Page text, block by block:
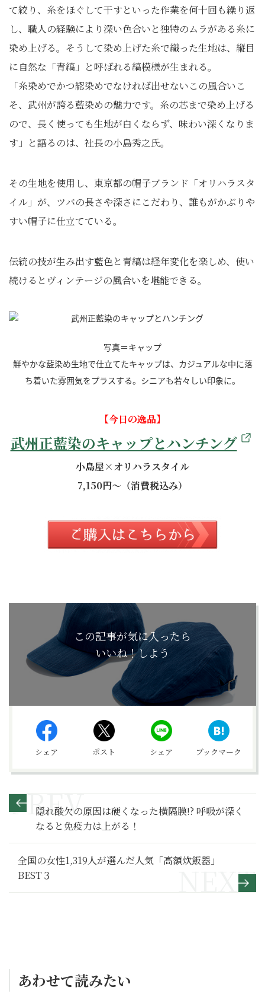
て絞り、糸をほぐして干すといった作業を何十回も繰り返
し、職人の経験により深い色合いと独特のムラがある糸に
染め上げる。そうして染め上げた糸で織った生地は、縦目
に自然な「青縞」と呼ばれる縞模様が生まれる。
「糸染めでかつ綛染めでなければ出せないこの風合いこ
そ、武州が誇る藍染めの魅力です。糸の芯まで染め上げる
ので、長く使っても生地が白くならず、味わい深くなりま
す」と語るのは、社長の小島秀之氏。
その生地を使用し、東京都の帽子ブランド「オリハラスタ
イル」が、ツバの長さや深さにこだわり、誰もがかぶりや
すい帽子に仕立てている。
伝統の技が生み出す藍色と青縞は経年変化を楽しめ、使い
続けるとヴィンテージの風合いを堪能できる。
写真＝キャップ
鮮やかな藍染め生地で仕立てたキャップは、カジュアルな中に落
ち着いた雰囲気をプラスする。シニアも若々しい印象に。
【今日の逸品】
武州正藍染のキャップとハンチング
小島屋×オリハラスタイル
7,150円～（消費税込み）
この記事が気に入ったら
いいね！しよう
シェア ポスト シェア ブックマーク
隠れ酸欠の原因は硬くなった横隔膜!? 呼吸が深く
なると免疫力は上がる！
全国の女性1,319人が選んだ人気「高額炊飯器」
BEST３
あわせて読みたい